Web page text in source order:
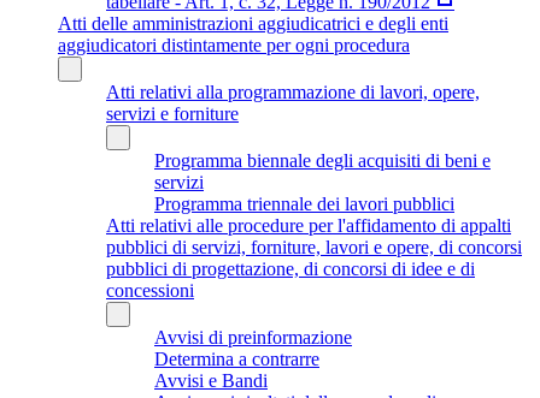
Atti delle amministrazioni aggiudicatrici e degli enti
aggiudicatori distintamente per ogni procedura
Atti relativi alla programmazione di lavori, opere,
servizi e forniture
Programma biennale degli acquisiti di beni e
servizi
Programma triennale dei lavori pubblici
Atti relativi alle procedure per l'affidamento di appalti
pubblici di servizi, forniture, lavori e opere, di concorsi
pubblici di progettazione, di concorsi di idee e di
concessioni
Avvisi di preinformazione
Determina a contrarre
Avvisi e Bandi